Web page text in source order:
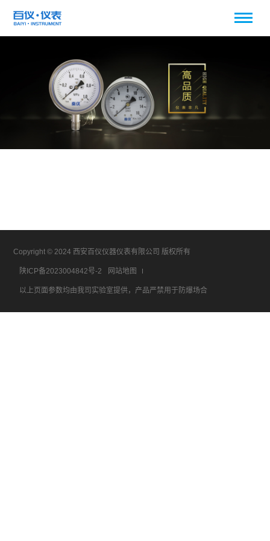
Copyright © 2024 西安百仪仪器仪表有限公司 版权所有
陕ICP备2023004842号-2 网站地图
以上页面参数均由我司实验室提供，产品严禁用于防爆场合